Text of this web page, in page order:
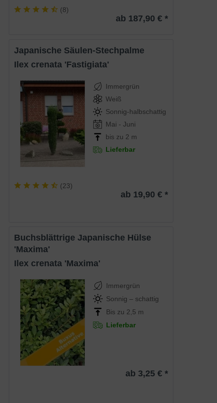
(8)
ab 187,90 € *
Japanische Säulen-Stechpalme
Ilex crenata 'Fastigiata'
Immergrün
Weiß
Sonnig-halbschattig
Mai - Juni
bis zu 2 m
Lieferbar
(23)
ab 19,90 € *
Buchsblättrige Japanische Hülse
'Maxima'
Ilex crenata 'Maxima'
Immergrün
Sonnig – schattig
Bis zu 2,5 m
Lieferbar
ab 3,25 € *